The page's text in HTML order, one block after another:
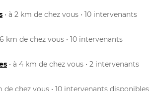
• à 2 km de chez vous • 10 intervenants
6 km de chez vous • 10 intervenants
• à 4 km de chez vous • 2 intervenants
de chez vous • 10 intervenants disponibles